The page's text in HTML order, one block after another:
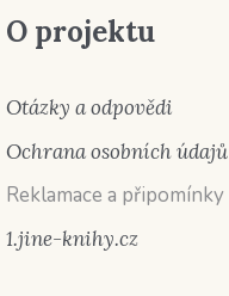
O projektu
Otázky a odpovědi
Ochrana osobních údajů
Reklamace a připomínky
1.jine-knihy.cz